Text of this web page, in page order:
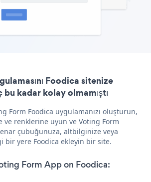
Foodica sitenize
kadar kolay olmamıştı
Form Foodica uygulamanızı oluşturun,
renklerine uyun ve Voting Form
çubuğunuza, altbilginize veya
bir yere Foodica ekleyin bir site.
Form App on Foodica: